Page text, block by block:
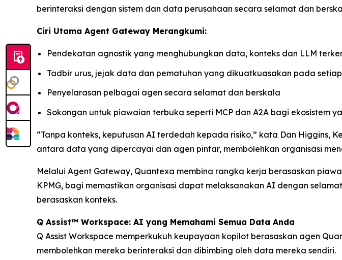
berinteraksi dengan sistem dan data perusahaan secara selamat dan
Ciri Utama Agent Gateway Merangkumi:
Pendekatan agnostik yang menghubungkan data, konteks dan LLM
Tadbir urus, jejak data dan pematuhan yang dikuatkuasakan pada
Penyelarasan pelbagai agen secara selamat dan berskala
Sokongan untuk piawaian terbuka seperti MCP dan A2A bagi ekosistem
“Tanpa konteks, keputusan AI terdedah kepada risiko,” kata Dan Higgins,
antara data yang dipercayai dan agen pintar, membolehkan organisasi
Melalui Agent Gateway, Quantexa membina rangka kerja berasaskan
KPMG, bagi memastikan organisasi dapat melaksanakan AI dengan
berasaskan konteks.
Q Assist™ Workspace: AI yang Memahami Semua Data Anda
Q Assist Workspace memperkukuh keupayaan kopilot berasaskan agen
membolehkan mereka berinteraksi dan dibimbing oleh data mereka sendiri.